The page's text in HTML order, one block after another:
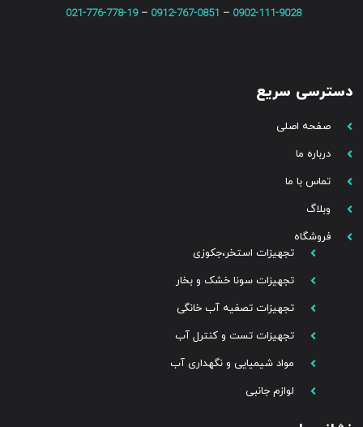
0902-111-9028
–
0912-767-0851
–
021-776-778-19
دسترسی سریع
صفحه اصلی
درباره ما
تماس با ما
وبلاگ
فروشگاه
تجهیزات استخر،جکوزی
تجهیزات سونا خشک و بخار
تجهیزات تصفیه آب خانگی
تجهیزات تست و کنترل آب
مواد شیمیایی و نگهداری آب
لوازم جانبی